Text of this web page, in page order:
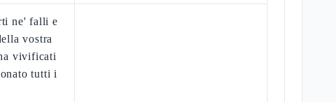
ne' falli e
vostra
vivificati
tutti i